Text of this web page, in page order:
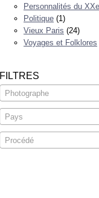
Personnalités du XXe
Politique (1)
Vieux Paris (24)
Voyages et Folklores
FILTRES
Photographe
Pays
Procédé